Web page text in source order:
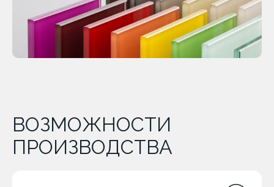
ВОЗМОЖНОСТИ
ПРОИЗВОДСТВА